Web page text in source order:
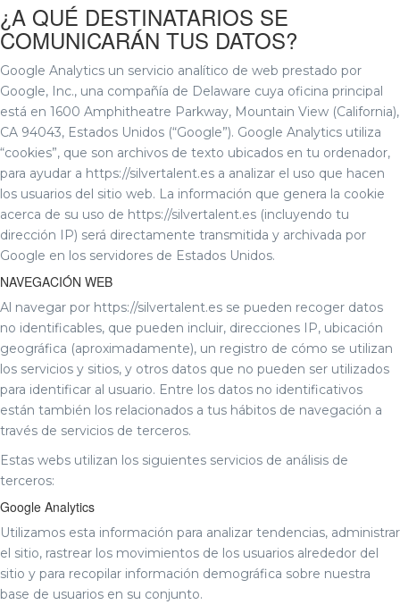
¿A QUÉ DESTINATARIOS SE
COMUNICARÁN TUS DATOS?
Google Analytics un servicio analítico de web prestado por
Google, Inc., una compañía de Delaware cuya oficina principal
está en 1600 Amphitheatre Parkway, Mountain View (California),
CA 94043, Estados Unidos (“Google”). Google Analytics utiliza
“cookies”, que son archivos de texto ubicados en tu ordenador,
para ayudar a https://silvertalent.es a analizar el uso que hacen
los usuarios del sitio web. La información que genera la cookie
acerca de su uso de https://silvertalent.es (incluyendo tu
dirección IP) será directamente transmitida y archivada por
Google en los servidores de Estados Unidos.
NAVEGACIÓN WEB
Al navegar por https://silvertalent.es se pueden recoger datos
no identificables, que pueden incluir, direcciones IP, ubicación
geográfica (aproximadamente), un registro de cómo se utilizan
los servicios y sitios, y otros datos que no pueden ser utilizados
para identificar al usuario. Entre los datos no identificativos
están también los relacionados a tus hábitos de navegación a
través de servicios de terceros.
Estas webs utilizan los siguientes servicios de análisis de
terceros:
Google Analytics
Utilizamos esta información para analizar tendencias, administrar
el sitio, rastrear los movimientos de los usuarios alrededor del
sitio y para recopilar información demográfica sobre nuestra
base de usuarios en su conjunto.